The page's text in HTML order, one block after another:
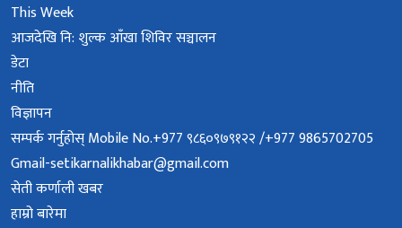
This Week
आजदेखि नि: शुल्क आँखा शिविर सञ्चालन
डेटा
नीति
विज्ञापन
सम्पर्क गर्नुहोस् Mobile No.+977 ९८६०९७९१२२ /+977 9865702705
Gmail-setikarnalikhabar@gmail.com
सेती कर्णाली खबर
हाम्रो बारेमा